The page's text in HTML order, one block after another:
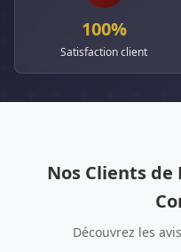
100%
Satisfaction client
Nos Clients de
Découvrez les